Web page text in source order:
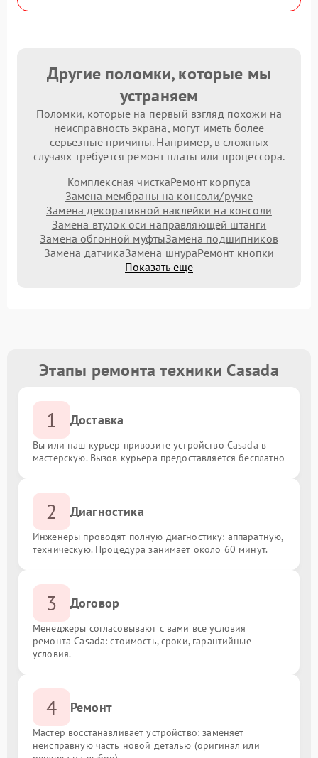
Другие поломки, которые мы
устраняем
Поломки, которые на первый взгляд похожи на
неисправность экрана, могут иметь более
серьезные причины. Например, в сложных
случаях требуется ремонт платы или процессора.
Комплексная чисткаРемонт корпуса
Замена мембраны на консоли/ручке
Замена декоративной наклейки на консоли
Замена втулок оси направляющей штанги
Замена обгонной муфтыЗамена подшипников
Замена датчикаЗамена шнураРемонт кнопки
Показать еще
Этапы ремонта техники Casada
1 Доставка
Вы или наш курьер привозите устройство Casada в
мастерскую. Вызов курьера предоставляется бесплатно
2 Диагностика
Инженеры проводят полную диагностику: аппаратную,
техническую. Процедура занимает около 60 минут.
3 Договор
Менеджеры согласовывают с вами все условия
ремонта Casada: стоимость, сроки, гарантийные
условия.
4 Ремонт
Мастер восстанавливает устройство: заменяет
неисправную часть новой деталью (оригинал или